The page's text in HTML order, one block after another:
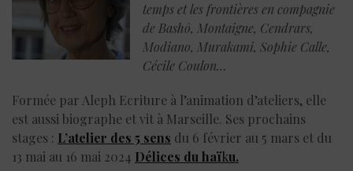
temps et les frontières en compagnie
de Bashô, Montaigne, Cendrars,
Modiano, Murakami, Sophie Calle,
Cécile Coulon…
Formée par Aleph Ecriture à l’animation d’ateliers, elle
est aussi biographe et vit à Marseille. Ses prochains
stages : L’atelier des 5 sens du 6 février au 5 mars et du
13 mai au 16 mai 2024 Délices du haïku.